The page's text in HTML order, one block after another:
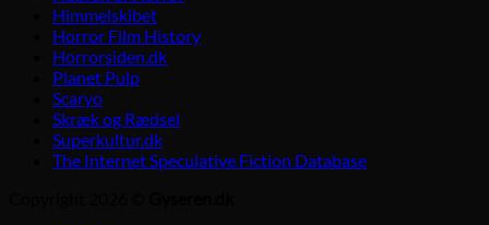
Himmelskibet
Horror Film History
Horrorsiden.dk
Planet Pulp
Scaryo
Skræk og Rædsel
Superkultur.dk
The Internet Speculative Fiction Database